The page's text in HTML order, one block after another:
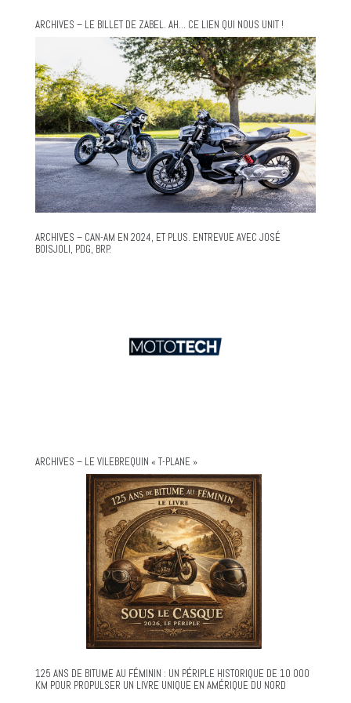
ARCHIVES – LE BILLET DE ZABEL. AH… CE LIEN QUI NOUS UNIT !
ARCHIVES – CAN-AM EN 2024, ET PLUS. ENTREVUE AVEC JOSÉ
BOISJOLI, PDG, BRP.
ARCHIVES – LE VILEBREQUIN « T-PLANE »
125 ANS DE BITUME AU FÉMININ : UN PÉRIPLE HISTORIQUE DE 10 000
KM POUR PROPULSER UN LIVRE UNIQUE EN AMÉRIQUE DU NORD